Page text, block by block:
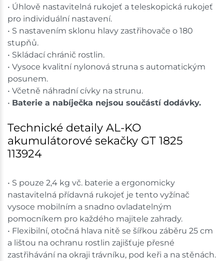
• Úhlově nastavitelná rukojeť a teleskopická rukojeť
pro individuální nastavení.
• S nastavením sklonu hlavy zastřihovače o 180
stupňů.
• Skládací chránič rostlin.
• Vysoce kvalitní nylonová struna s automatickým
posunem.
• Včetně náhradní cívky na strunu.
• Baterie a nabíječka nejsou součástí dodávky.
Technické detaily AL-KO
akumulátorové sekačky GT 1825
113924
• S pouze 2,4 kg vč. baterie a ergonomicky
nastavitelná přídavná rukojeť je tento vyžínač
vysoce mobilním a snadno ovladatelným
pomocníkem pro každého majitele zahrady.
• Flexibilní, otočná hlava nitě se šířkou záběru 25 cm
a lištou na ochranu rostlin zajišťuje přesné
zastřihávání na okraji trávníku, pod keři a na stěnách.